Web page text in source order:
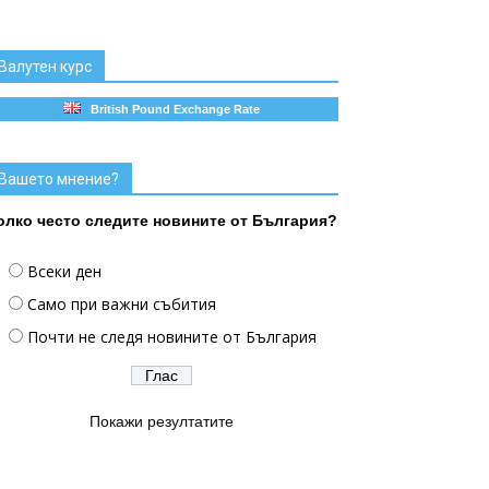
курс
British Pound Exchange Rate
мнение?
често следите новините от България?
Всеки ден
Само при важни събития
Почти не следя новините от България
Покажи резултатите